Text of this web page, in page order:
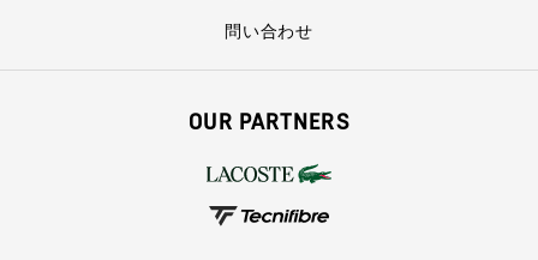
問い合わせ
OUR PARTNERS